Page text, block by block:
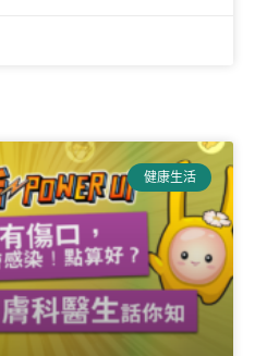
健康生活